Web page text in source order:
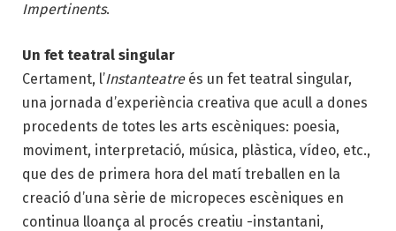
Impertinents.
Un fet teatral singular
Certament, l’Instanteatreés un fet teatral singular,
una jornada d’experiència creativa que acull a dones
procedents de totes les arts escèniques: poesia,
moviment, interpretació, música, plàstica, vídeo, etc.,
que des de primera hora del matí treballen en la
creació d’una sèrie de micropeces escèniques en
continua lloança al procés creatiu -instantani,